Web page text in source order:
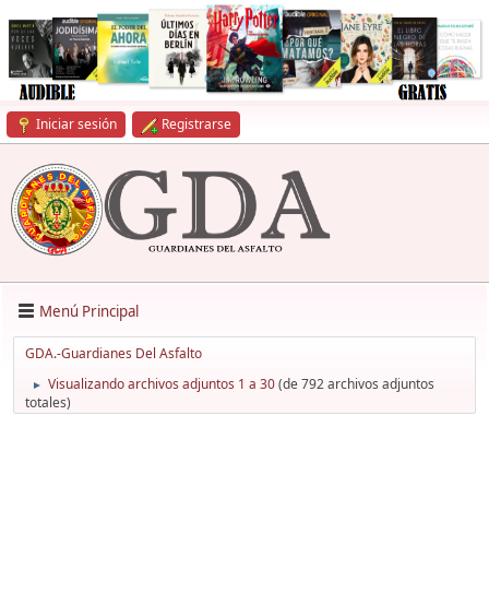
Iniciar sesión Registrarse
Menú Principal
GDA.-Guardianes Del Asfalto
► Visualizando archivos adjuntos 1 a 30(de 792 archivos adjuntos
totales)